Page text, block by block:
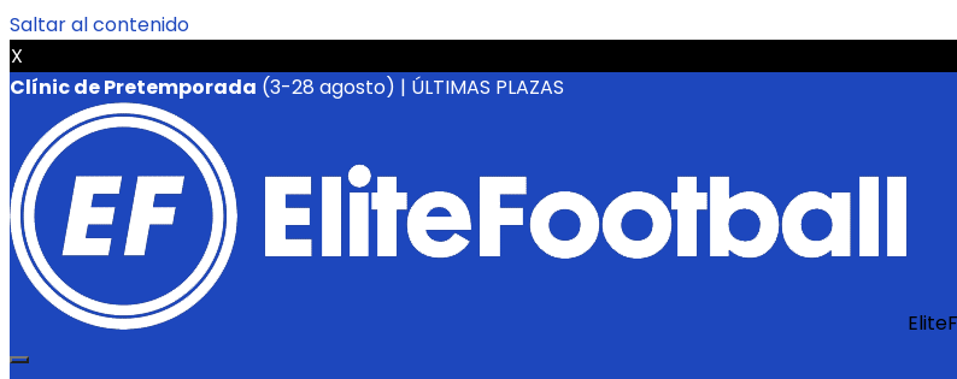
Saltar al contenido
X
Clínic de Pretemporada (3-28 agosto) | ÚLTIMAS PLAZAS